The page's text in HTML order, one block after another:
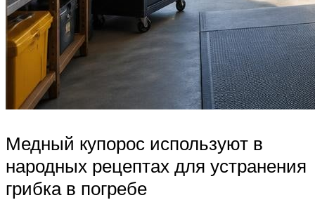
Медный купорос используют в
народных рецептах для устранения
грибка в погребе